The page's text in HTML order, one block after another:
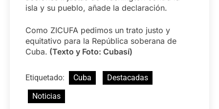
isla y su pueblo, añade la declaración.
Como ZICUFA pedimos un trato justo y
equitativo para la República soberana de
Cuba. (Texto y Foto: Cubasí)
Etiquetado: Cuba
Destacadas
Noticias